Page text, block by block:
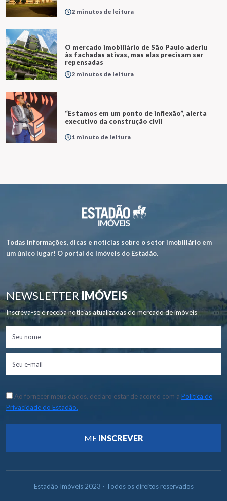
2 minutos de leitura
O mercado imobiliário de São Paulo aderiu
às fachadas ativas, mas elas precisam ser
repensadas
2 minutos de leitura
“Estamos em um ponto de inflexão”, alerta
executivo da construção civil
1 minuto de leitura
Todas informações, dicas e notícias sobre o setor imobiliário em
um único lugar! O portal de Imóveis do Estadão.
NEWSLETTERIMÓVEIS
Inscreva-se e receba notícias atualizadas do mercado de imóveis
Ao fornecer meus dados, declaro estar de acordo com a Política de
Privacidade do Estadão.
ME INSCREVER
Estadão Imóveis 2023 - Todos os direitos reservados